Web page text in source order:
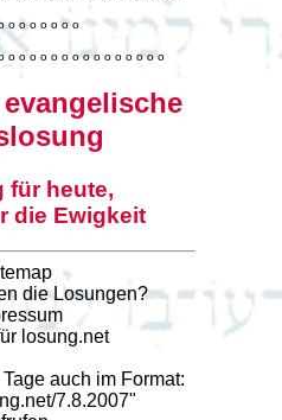
o o o o o o o
o o o o o o o o o o o o o o o
für heute,
die Ewigkeit
die Losungen?
losung.net
auch im Format:
7.8.2007"